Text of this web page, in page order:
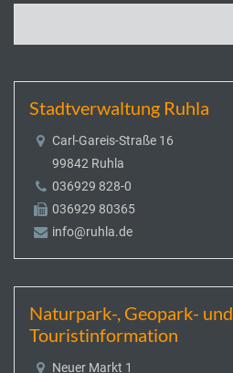
Stadtverwaltung Ruhla
Carl-Gareis-Straße 16
99842 Ruhla
036929 828-0
036929 80365
info@ruhla.de
Naturpark-, Geopark- und
Touristinformation
Neuer Markt 1